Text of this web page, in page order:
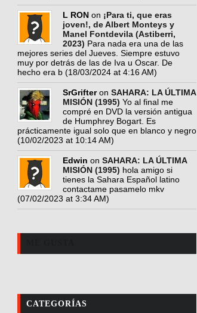
L RON on ¡Para ti, que eras
joven!, de Albert Monteys y
Manel Fontdevila (Astiberri,
2023) Para nada era una de las
mejores series del Jueves. Siempre estuvo
muy por detrás de las de Iva u Oscar. De
hecho era b (18/03/2024 at 4:16 AM)
SrGrifteron SAHARA: LA ÚLTIMA
MISIÓN (1995) Yo al final me
compré en DVD la versión antigua
de Humphrey Bogart. Es
prácticamente igual solo que en blanco y negro
(10/02/2023 at 10:14 AM)
Edwin on SAHARA: LA ÚLTIMA
MISIÓN (1995) hola amigo si
tienes la Sahara Español latino
contactame pasamelo mkv
(07/02/2023 at 3:34 AM)
CATEGORÍAS